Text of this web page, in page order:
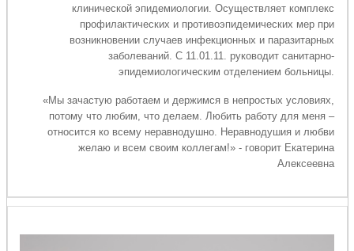
клинической эпидемиологии. Осуществляет комплекс
профилактических и противоэпидемических мер при
возникновении случаев инфекционных и паразитарных
заболеваний. С 11.01.11. руководит санитарно-
эпидемиологическим отделением больницы.
«Мы зачастую работаем и держимся в непростых условиях,
потому что любим, что делаем. Любить работу для меня –
относится ко всему неравнодушно. Неравнодушия и любви
желаю и всем своим коллегам!» - говорит Екатерина
Алексеевна